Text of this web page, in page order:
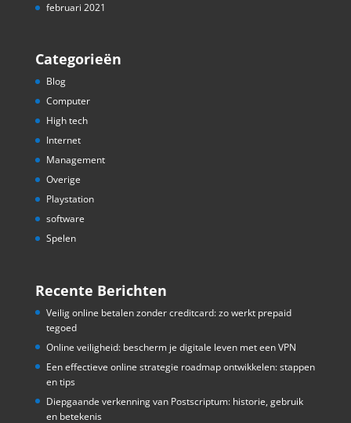
februari 2021
Categorieën
Blog
Computer
High tech
Internet
Management
Overige
Playstation
software
Spelen
Recente Berichten
Veilig online betalen zonder creditcard: zo werkt prepaid
tegoed
Online veiligheid: bescherm je digitale leven met een VPN
Een effectieve online strategie roadmap ontwikkelen: stappen
en tips
Diepgaande verkenning van Postscriptum: historie, gebruik
en betekenis